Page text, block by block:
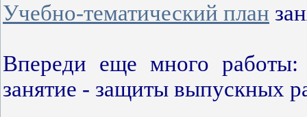
Учебно-тематический план
Впереди еще много работы:
занятие - защиты выпускных